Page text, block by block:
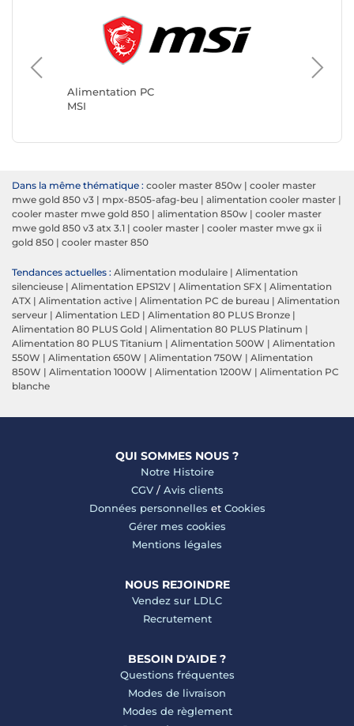
Alimentation PC
MSI
Dans la même thématique : cooler master 850w | cooler master
mwe gold 850 v3 | mpx-8505-afag-beu | alimentation cooler master |
cooler master mwe gold 850 | alimentation 850w | cooler master
mwe gold 850 v3 atx 3.1 | cooler master | cooler master mwe gx ii
gold 850 | cooler master 850
Tendances actuelles : Alimentation modulaire | Alimentation
silencieuse | Alimentation EPS12V | Alimentation SFX | Alimentation
ATX | Alimentation active | Alimentation PC de bureau | Alimentation
serveur | Alimentation LED | Alimentation 80 PLUS Bronze |
Alimentation 80 PLUS Gold | Alimentation 80 PLUS Platinum |
Alimentation 80 PLUS Titanium | Alimentation 500W | Alimentation
550W | Alimentation 650W | Alimentation 750W | Alimentation
850W | Alimentation 1000W | Alimentation 1200W | Alimentation PC
blanche
QUI SOMMES NOUS ?
Notre Histoire
CGV/ Avis clients
Données personnelles et Cookies
Gérer mes cookies
Mentions légales
NOUS REJOINDRE
Vendez sur LDLC
Recrutement
BESOIN D'AIDE ?
Questions fréquentes
Modes de livraison
Modes de règlement